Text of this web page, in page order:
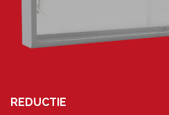
REDUCTIE